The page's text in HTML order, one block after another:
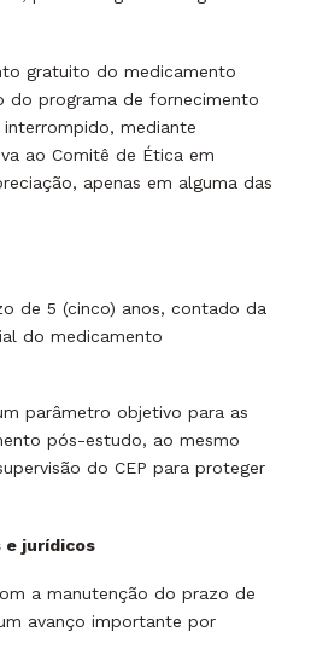
gratuito do medicamento
do programa de fornecimento
mediante
ao Comitê de Ética em
apenas em alguma das
de 5 (cinco) anos, contado da
do medicamento
parâmetro objetivo para as
pós-estudo, ao mesmo
do CEP para proteger
e jurídicos
a manutenção do prazo de
avanço importante por